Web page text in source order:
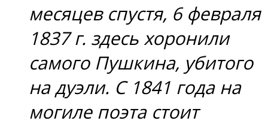
месяцев спустя, 6 февраля
1837 г. здесь хоронили
самого Пушкина, убитого
на дуэли. С 1841 года на
могиле поэта стоит